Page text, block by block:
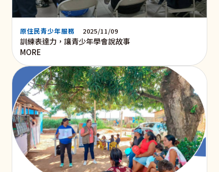
原住民青少年服務 2025/11/09
訓練表達力，讓青少年學會說故事
MORE